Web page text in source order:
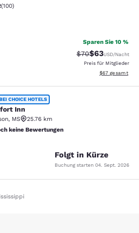
Bewertung. Gut. 100 Bewertungen
(100)
Sparen Sie 10 %
$70Vergünstigter
$63USD/Nacht
Preis für Mitglieder
Geschätzte
$67 gesamt
CHOICE HOTELS
Inn
, MS
25.76 km
Bewertungen
keine Bewertungen
Folgt in Kürze
Buchung starten 04. Sept. 2026